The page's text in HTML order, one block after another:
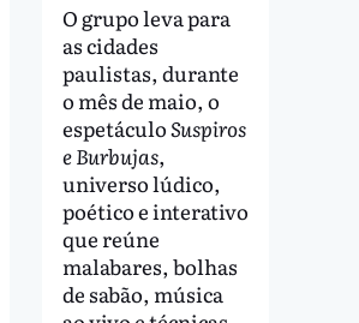
O grupo leva para
as cidades
paulistas, durante
o mês de maio, o
espetáculoSuspiros
e Burbujas,
universo lúdico,
poético e interativo
que reúne
malabares, bolhas
de sabão, música